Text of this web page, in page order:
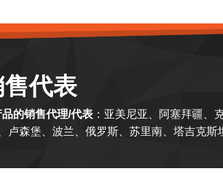
代表
的销售代理/代表 ：亚美尼亚、阿塞拜疆、
卢森堡、波兰、俄罗斯、苏里南、塔吉克